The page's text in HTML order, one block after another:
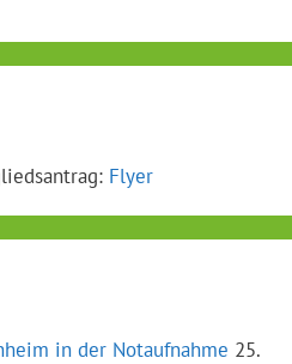
Flyer
in der Notaufnahme 25.